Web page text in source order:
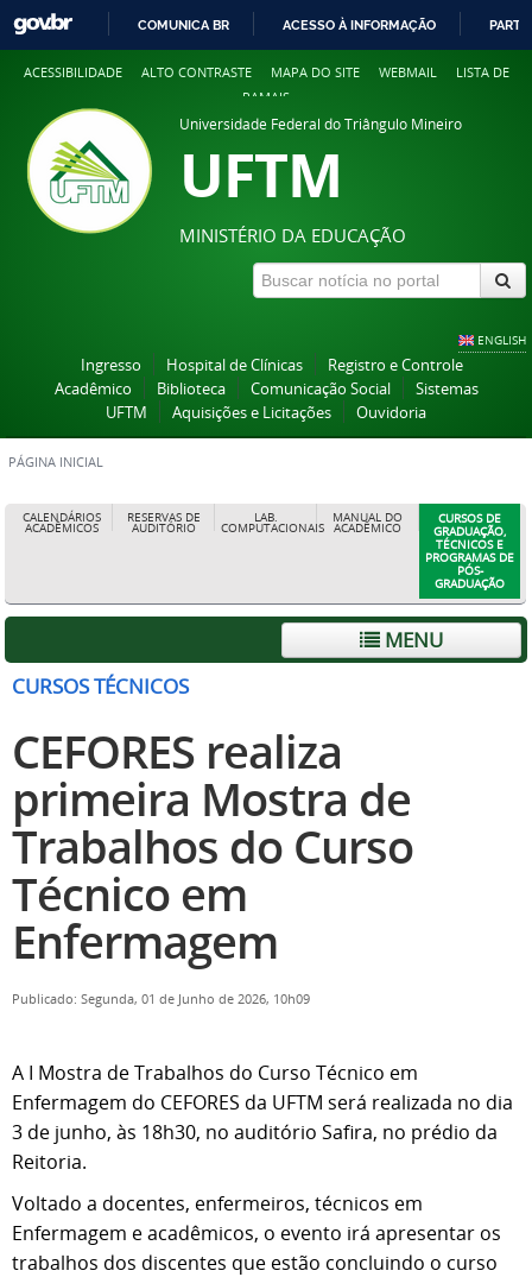
COMUNICA BR ACESSO À INFORMAÇÃO
ACESSIBILIDADE ALTO CONTRASTE MAPA DO SITE WEBMAIL
LISTA DE
RAMAIS
Universidade Federal do Triângulo Mineiro
UFTM
MINISTÉRIO DA EDUCAÇÃO
ENGLISH
Ingresso Hospital de Clínicas
Registro e Controle
Acadêmico
Biblioteca Comunicação Social
Sistemas
UFTM
Aquisições e Licitações Ouvidoria
PÁGINA INICIAL
CALENDÁRIOS
ACADÊMICOS
RESERVAS DE
AUDITÓRIO
LAB.
COMPUTACIONAIS
MANUAL DO
ACADÊMICO
CURSOS DE
GRADUAÇÃO,
TÉCNICOS E
PROGRAMAS DE
PÓS-
GRADUAÇÃO
MENU
CURSOS TÉCNICOS
CEFORES realiza
primeira Mostra de
Trabalhos do Curso
Técnico em
Enfermagem
Publicado: Segunda, 01 de Junho de 2026, 10h09
A I Mostra de Trabalhos do Curso Técnico em
Enfermagem do CEFORES da UFTM será realizada no dia
3 de junho, às 18h30, no auditório Safira, no prédio da
Reitoria.
Voltado a docentes, enfermeiros, técnicos em
Enfermagem e acadêmicos, o evento irá apresentar os
trabalhos dos discentes que estão concluindo o curso